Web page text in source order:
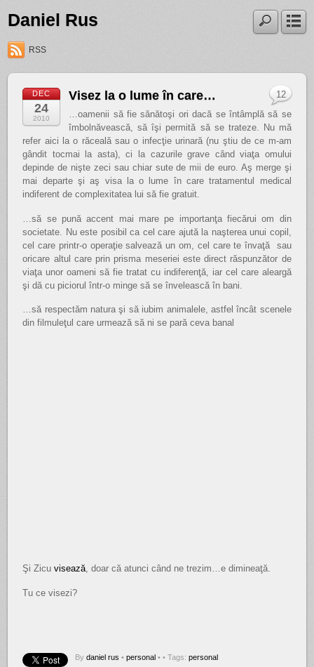
Daniel Rus
RSS
DEC
24
2010
Visez la o lume în care…
…oamenii să fie sănătoşi ori dacă se întâmplă să se
îmbolnăvească, să îşi permită să se trateze. Nu mă
refer aici la o răceală sau o infecţie urinară (nu ştiu de ce m-am
gândit tocmai la asta), ci la cazurile grave când viaţa omului
depinde de nişte zeci sau chiar sute de mii de euro. Aş merge şi
mai departe şi aş visa la o lume în care tratamentul medical
indiferent de complexitatea lui să fie gratuit.
…să se pună accent mai mare pe importanţa fiecărui om din
societate. Nu este posibil ca cel care ajută la naşterea unui copil,
cel care printr-o operaţie salvează un om, cel care te învaţă sau
oricare altul care prin prisma meseriei este direct răspunzător de
viaţa unor oameni să fie tratat cu indiferenţă, iar cel care aleargă
şi dă cu piciorul într-o minge să se învelească în bani.
…să respectăm natura şi să iubim animalele, astfel încât scenele
din filmuleţul care urmează să ni se pară ceva banal
Şi Zicuvisează, doar că atunci când ne trezim…e dimineaţă.
Tu ce visezi?
Bydaniel rus • personal •
12
• Tags:personal